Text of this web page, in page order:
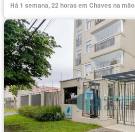
Há 1 semana, 22 horas em Chaves na mão